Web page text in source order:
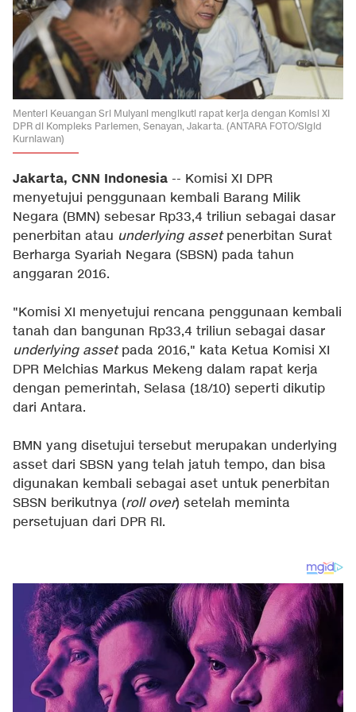
Menteri Keuangan Sri Mulyani mengikuti rapat kerja dengan Komisi XI
DPR di Kompleks Parlemen, Senayan, Jakarta. (ANTARA FOTO/Sigid
Kurniawan)
Jakarta, CNN Indonesia -- Komisi XI DPR
menyetujui penggunaan kembali Barang Milik
Negara (BMN) sebesar Rp33,4 triliun sebagai dasar
penerbitan atau underlying assetpenerbitan Surat
Berharga Syariah Negara (SBSN) pada tahun
anggaran 2016.
"Komisi XI menyetujui rencana penggunaan kembali
tanah dan bangunan Rp33,4 triliun sebagai dasar
underlying assetpada 2016," kata Ketua Komisi XI
DPR Melchias Markus Mekeng dalam rapat kerja
dengan pemerintah, Selasa (18/10) seperti dikutip
dari Antara.
BMN yang disetujui tersebut merupakan underlying
asset dari SBSN yang telah jatuh tempo, dan bisa
digunakan kembali sebagai aset untuk penerbitan
SBSN berikutnya (roll over) setelah meminta
persetujuan dari DPR RI.